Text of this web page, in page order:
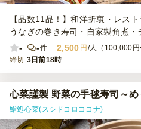
【品数11品！】和洋折衷・レス
うなぎの巻き寿司・自家製角煮
-
-件 2,500 円 /人（100,000円
締切 3日前18時
心菜謹製 野菜の手毬寿司～め
鮨処心菜(スシドコロココナ)